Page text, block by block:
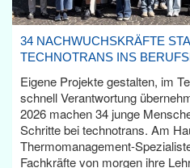
34 NACHWUCHSKRÄFTE
TECHNOTRANS INS
Eigene Projekte gestalten, im
schnell Verantwortung
2026 machen 34 junge
Schritte bei technotrans. Am
Thermomanagement-
Fachkräfte von morgen ihre